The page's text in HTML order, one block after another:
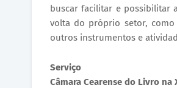
buscar facilitar e possibilitar
volta do próprio setor,
outros instrumentos e
Serviço
Câmara Cearense do Livro